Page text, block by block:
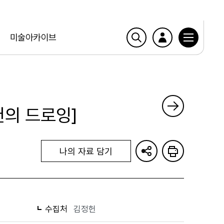
미술아카이브
드로잉]
나의 자료 담기
수집처 김정헌